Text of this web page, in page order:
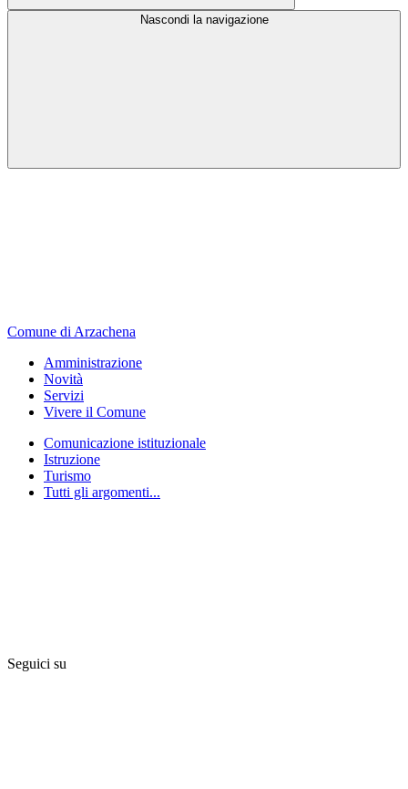
Nascondi la navigazione
Comune di Arzachena
Amministrazione
Novità
Servizi
Vivere il Comune
Comunicazione istituzionale
Istruzione
Turismo
Tutti gli argomenti...
Seguici su